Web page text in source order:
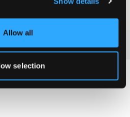
Allow all
selection